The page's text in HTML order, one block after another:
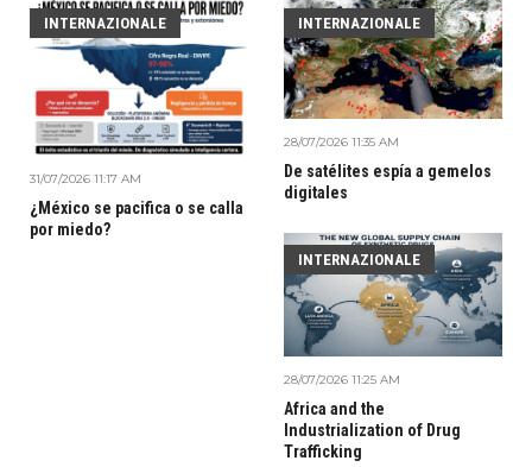
INTERNAZIONALE
31/07/2026 11:17 AM
¿México se pacifica o se calla
por miedo?
INTERNAZIONALE
28/07/2026 11:35 AM
De satélites espía a gemelos
digitales
INTERNAZIONALE
28/07/2026 11:25 AM
Africa and the
Industrialization of Drug
Trafficking